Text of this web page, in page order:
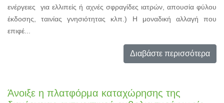
ενέργειες για ελλιπείς ή αχνές σφραγίδες ιατρών, απουσία φύλου
έκδοσης, ταινίας γνησιότητας κλπ.) Η μοναδική αλλαγή που
επιφέ...
Διαβάστε περισσότερα
Άνοιξε η πλατφόρμα καταχώρησης της